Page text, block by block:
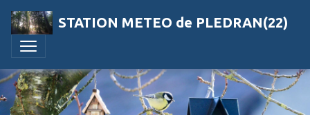
STATION METEO de PLEDRAN(22)